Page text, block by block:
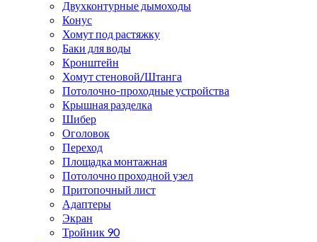
Двухконтурные дымоходы
Конус
Хомут под растяжку
Баки для воды
Кронштейн
Хомут стеновой/Штанга
Потолочно-проходные устройства
Крышная разделка
Шибер
Оголовок
Переход
Площадка монтажная
Потолочно проходной узел
Притопочный лист
Адаптеры
Экран
Тройник 90